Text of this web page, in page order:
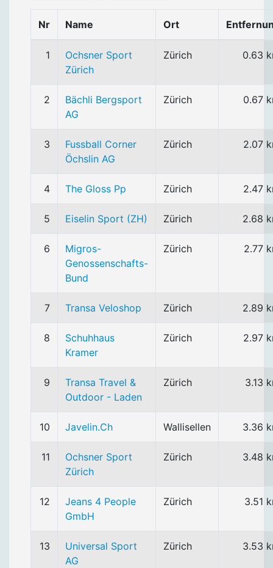
Nr Name Ort
1
Ochsner Sport
Zürich
Zürich 0.63
2
Bächli Bergsport
AG
Zürich 0.67
3
Fussball Corner
Öchslin AG
Zürich 2.07
4 The Gloss Pp Zürich 2.47
5 Eiselin Sport (ZH) Zürich 2.68
6
Migros-
Genossenschafts-
Bund
Zürich 2.77
7 Transa Veloshop Zürich 2.89
8
Schuhhaus
Kramer
Zürich 2.97
9
Transa Travel &
Outdoor - Laden
Zürich 3.13
10 Javelin.Ch Wallisellen 3.36
11
Ochsner Sport
Zürich
Zürich 3.48
12
Jeans 4 People
GmbH
Zürich 3.51
13
Universal Sport
AG
Zürich 3.53